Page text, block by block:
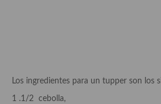
Sales y polvos
Los ingredientes para un tupper son los
1 .1/2 cebolla,